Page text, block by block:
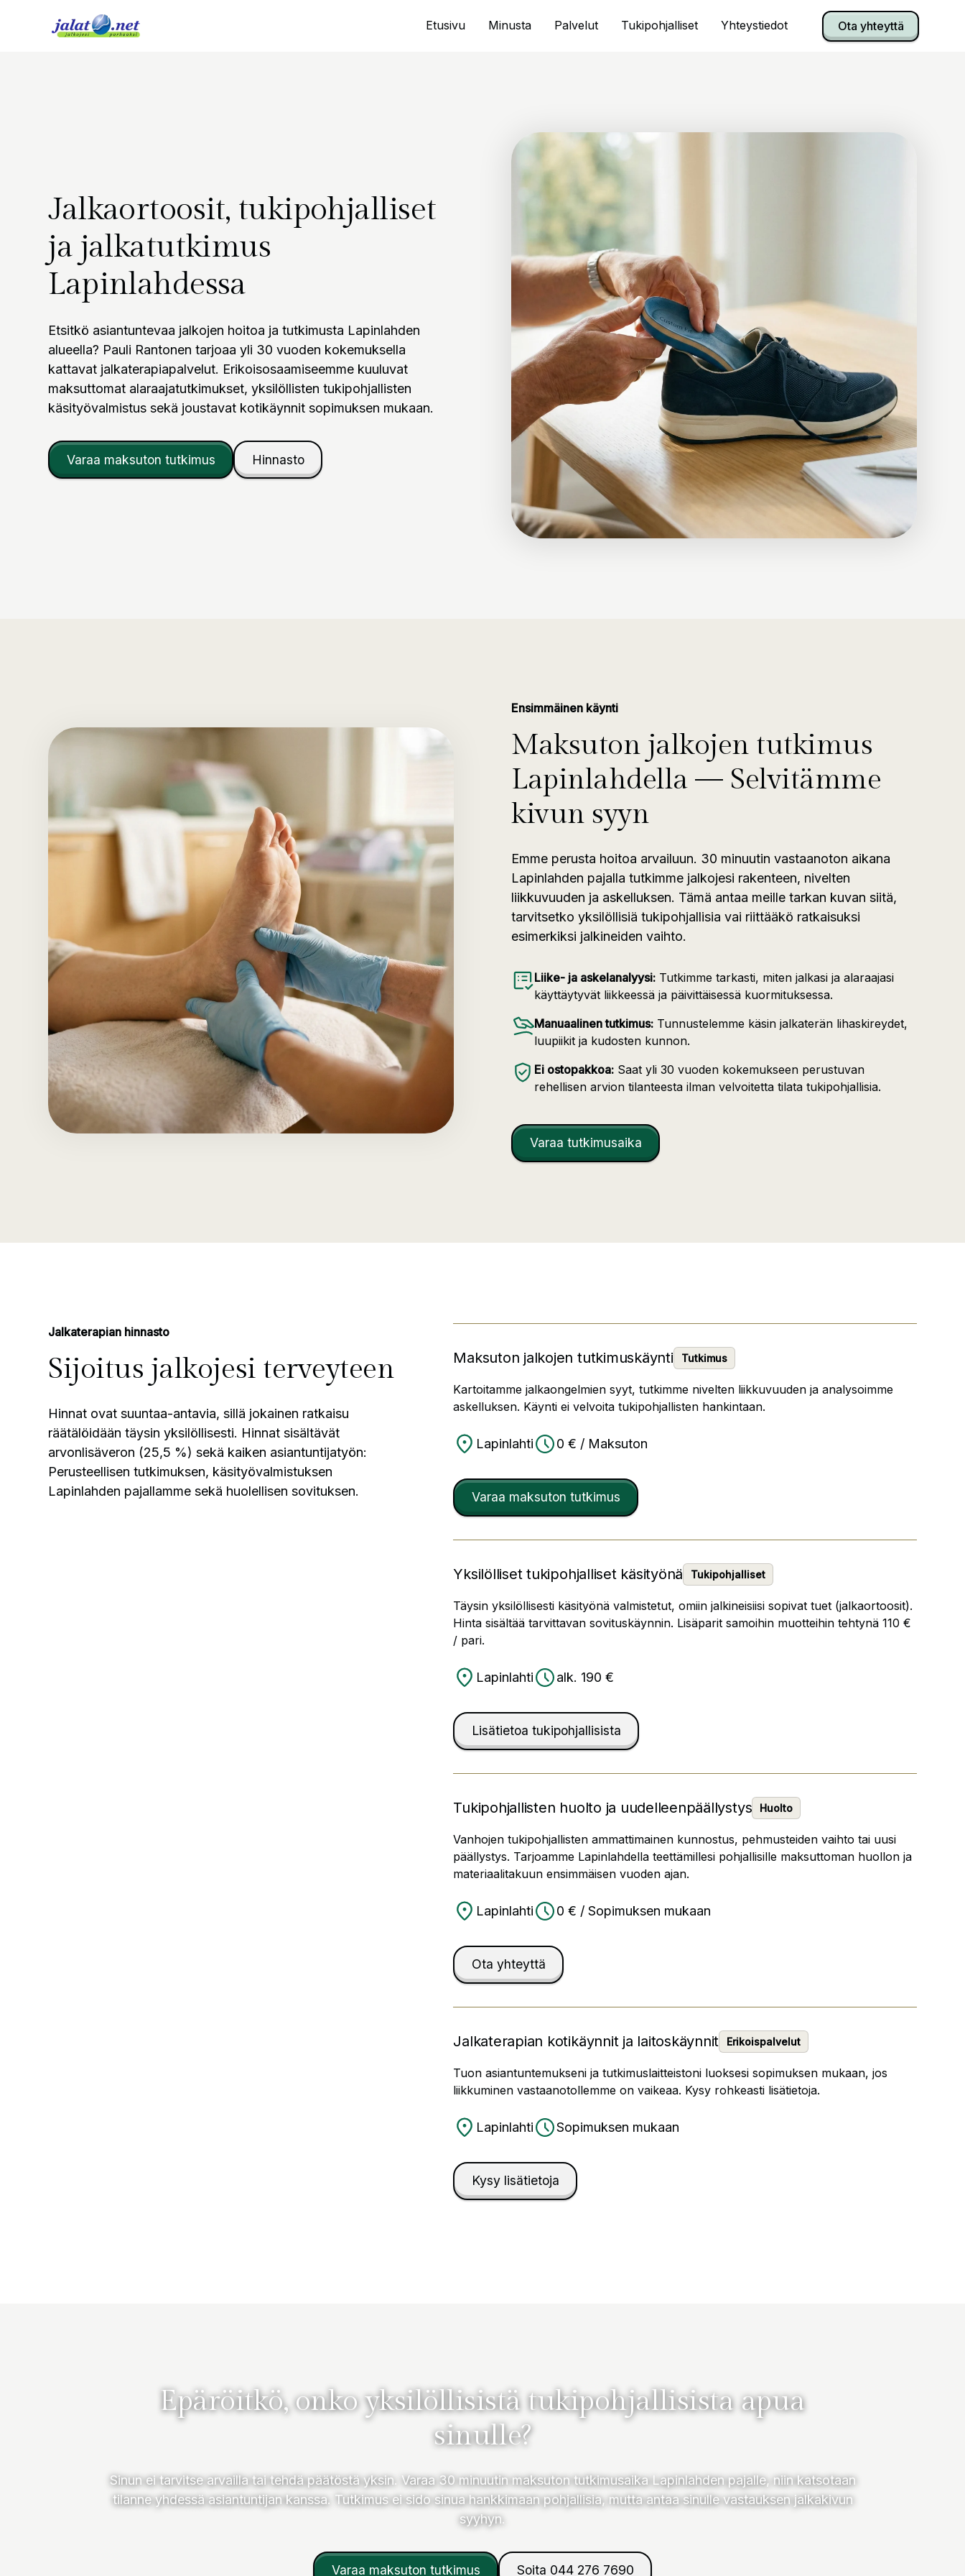
Etusivu Minusta Palvelut Tukipohjalliset Yhteystiedot Ota yhteyttä
Jalkaortoosit, tukipohjalliset
ja jalkatutkimus
Lapinlahdessa
Etsitkö asiantuntevaa jalkojen hoitoa ja tutkimusta Lapinlahden
alueella? Pauli Rantonen tarjoaa yli 30 vuoden kokemuksella
kattavat jalkaterapiapalvelut. Erikoisosaamiseemme kuuluvat
maksuttomat alaraajatutkimukset, yksilöllisten tukipohjallisten
käsityövalmistus sekä joustavat kotikäynnit sopimuksen mukaan.
Varaa maksuton tutkimus Hinnasto
Ensimmäinen käynti
Maksuton jalkojen tutkimus
Lapinlahdella — Selvitämme
kivun syyn
Emme perusta hoitoa arvailuun. 30 minuutin vastaanoton aikana
Lapinlahden pajalla tutkimme jalkojesi rakenteen, nivelten
liikkuvuuden ja askelluksen. Tämä antaa meille tarkan kuvan siitä,
tarvitsetko yksilöllisiä tukipohjallisia vai riittääkö ratkaisuksi
esimerkiksi jalkineiden vaihto.
Liike- ja askelanalyysi: Tutkimme tarkasti, miten jalkasi ja alaraajasi
käyttäytyvät liikkeessä ja päivittäisessä kuormituksessa.
Manuaalinen tutkimus: Tunnustelemme käsin jalkaterän lihaskireydet,
luupiikit ja kudosten kunnon.
Ei ostopakkoa: Saat yli 30 vuoden kokemukseen perustuvan
rehellisen arvion tilanteesta ilman velvoitetta tilata tukipohjallisia.
Varaa tutkimusaika
Jalkaterapian hinnasto
Sijoitus jalkojesi terveyteen
Hinnat ovat suuntaa-antavia, sillä jokainen ratkaisu
räätälöidään täysin yksilöllisesti. Hinnat sisältävät
arvonlisäveron (25,5 %) sekä kaiken asiantuntijatyön:
Perusteellisen tutkimuksen, käsityövalmistuksen
Lapinlahden pajallamme sekä huolellisen sovituksen.
Maksuton jalkojen tutkimuskäynti Tutkimus
Kartoitamme jalkaongelmien syyt, tutkimme nivelten liikkuvuuden ja analysoimme
askelluksen. Käynti ei velvoita tukipohjallisten hankintaan.
Lapinlahti 0 € / Maksuton
Varaa maksuton tutkimus
Yksilölliset tukipohjalliset käsityönä Tukipohjalliset
Täysin yksilöllisesti käsityönä valmistetut, omiin jalkineisiisi sopivat tuet (jalkaortoosit).
Hinta sisältää tarvittavan sovituskäynnin. Lisäparit samoihin muotteihin tehtynä 110 €
/ pari.
Lapinlahti alk. 190 €
Lisätietoa tukipohjallisista
Tukipohjallisten huolto ja uudelleenpäällystys Huolto
Vanhojen tukipohjallisten ammattimainen kunnostus, pehmusteiden vaihto tai uusi
päällystys. Tarjoamme Lapinlahdella teettämillesi pohjallisille maksuttoman huollon ja
materiaalitakuun ensimmäisen vuoden ajan.
Lapinlahti 0 € / Sopimuksen mukaan
Ota yhteyttä
Jalkaterapian kotikäynnit ja laitoskäynnit Erikoispalvelut
Tuon asiantuntemukseni ja tutkimuslaitteistoni luoksesi sopimuksen mukaan, jos
liikkuminen vastaanotollemme on vaikeaa. Kysy rohkeasti lisätietoja.
Lapinlahti Sopimuksen mukaan
Kysy lisätietoja
Epäröitkö, onko yksilöllisistä tukipohjallisista apua
sinulle?
Sinun ei tarvitse arvailla tai tehdä päätöstä yksin. Varaa 30 minuutin maksuton tutkimusaika Lapinlahden pajalle, niin katsotaan
tilanne yhdessä asiantuntijan kanssa. Tutkimus ei sido sinua hankkimaan pohjallisia, mutta antaa sinulle vastauksen jalkakivun
syyhyn.
Varaa maksuton tutkimus Soita 044 276 7690